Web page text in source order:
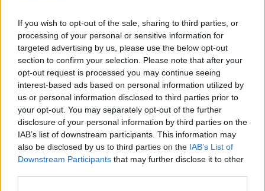
If you wish to opt-out of the sale, sharing to third parties, or
processing of your personal or sensitive information for
targeted advertising by us, please use the below opt-out
section to confirm your selection. Please note that after your
opt-out request is processed you may continue seeing
interest-based ads based on personal information utilized by
us or personal information disclosed to third parties prior to
your opt-out. You may separately opt-out of the further
disclosure of your personal information by third parties on the
IAB’s list of downstream participants. This information may
also be disclosed by us to third parties on the IAB’s List of
Downstream Participants that may further disclose it to other
Classic Mantra
Riepilogo stagione
Titolare 0 - 0%